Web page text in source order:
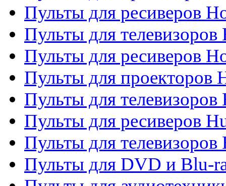
Пульты для ресиверов
Пульты для
Пульты для ресиверов
Пульты для проекторов
Пульты для телевизоров
Пульты для ресиверов
Пульты для
Пульты для DVD и Blu-